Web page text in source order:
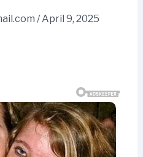
/April 9, 2025